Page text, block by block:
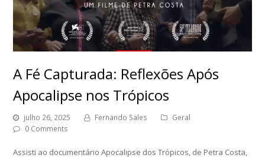
A Fé Capturada: Reflexões Após
Apocalipse nos Trópicos
julho 26, 2025 Fernando Sales
Geral
0 Comments
Assisti ao documentário Apocalipse dos Trópicos, de Petra Costa,